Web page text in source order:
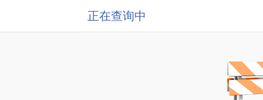
正在查询中